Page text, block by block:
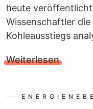
heute
Wissenschaftler
Kohleausstiegs
Weiterlesen